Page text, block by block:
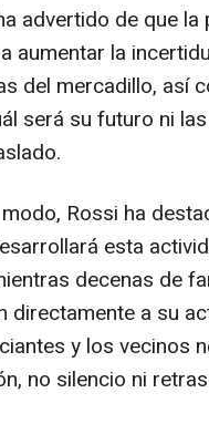
advertido de que
aumentar la
del mercadillo, así
será su futuro ni
Rossi ha
esta
decenas de
directamente a su
y los vecinos
no silencio ni